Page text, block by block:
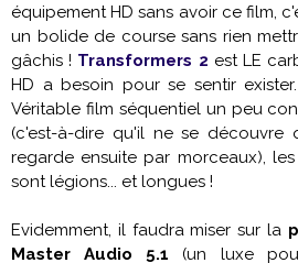
équipement HD sans avoir ce film,
un bolide de course sans rien
gâchis ! Transformers 2 est LE
HD a besoin pour se sentir
Véritable film séquentiel un peu
(c'est-à-dire qu'il ne se découvre
regarde ensuite par morceaux),
sont légions... et longues !
Evidemment, il faudra miser sur la
Master Audio 5.1 (un luxe